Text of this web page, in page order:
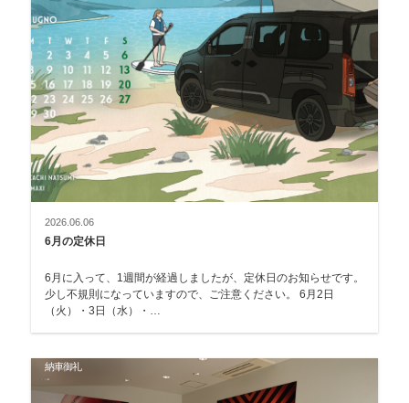
2026.06.06
6月の定休日
6月に入って、1週間が経過しましたが、定休日のお知らせです。
少し不規則になっていますので、ご注意ください。 6月2日
（火）・3日（水）・…
納車御礼